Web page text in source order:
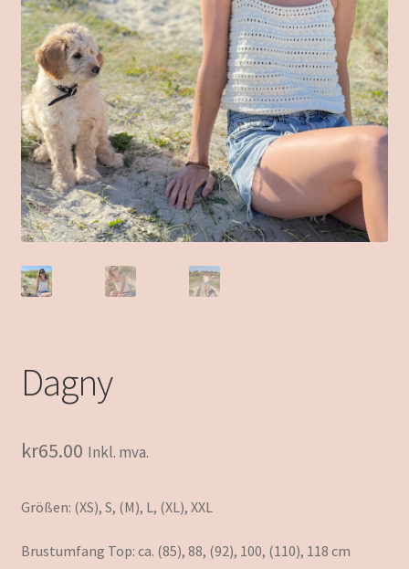
Dagny
kr65.00 Inkl. mva.
Größen: (XS), S, (M), L, (XL), XXL
Brustumfang Top: ca. (85), 88, (92), 100, (110), 118 cm